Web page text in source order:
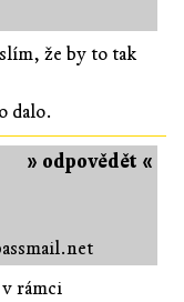
že by to tak
dalo.
» odpovědět «
rámci